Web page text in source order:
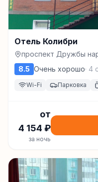
Отель Колибри
проспект Дружбы
8.5 Очень хорошо· 4
Wi-Fi Парковка
от
4 154 ₽
за ночь